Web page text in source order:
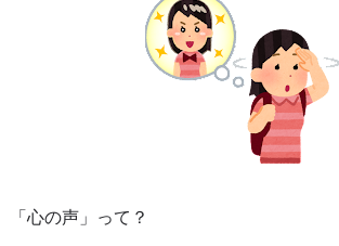
「心の声」って？